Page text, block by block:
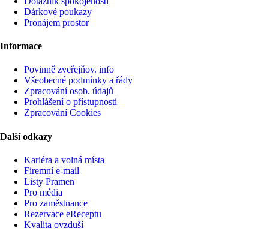
Dárkové poukazy
Pronájem prostor
Informace
Povinně zveřejňov. info
Všeobecné podmínky a řády
Zpracování osob. údajů
Prohlášení o přístupnosti
Zpracování Cookies
Další odkazy
Kariéra a volná místa
Firemní­ e-mail
Listy Pramen
Pro média
Pro zaměstnance
Rezervace eReceptu
Kvalita ovzduší